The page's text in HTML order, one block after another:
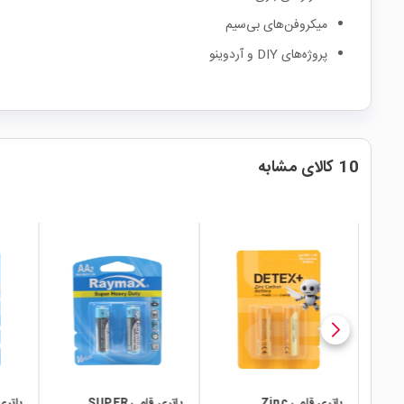
میکروفن‌های بی‌سیم
پروژه‌های DIY و آردوینو
10 کالای مشابه